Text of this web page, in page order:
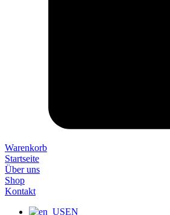
Warenkorb
Startseite
Über uns
Shop
Kontakt
EN